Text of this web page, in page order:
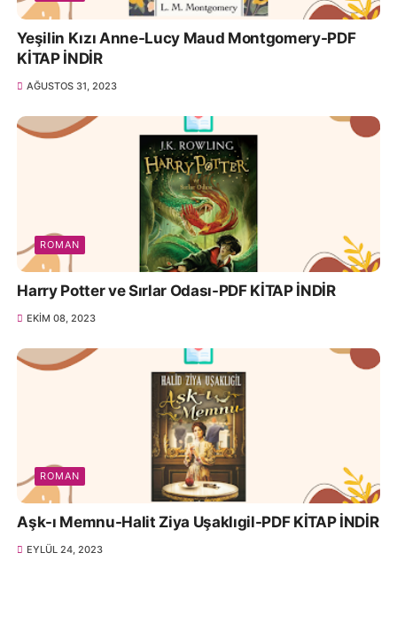
Yeşilin Kızı Anne-Lucy Maud Montgomery-PDF
KİTAP İNDİR
AĞUSTOS 31, 2023
ROMAN
Harry Potter ve Sırlar Odası-PDF KİTAP İNDİR
EKIM 08, 2023
ROMAN
Aşk-ı Memnu-Halit Ziya Uşaklıgil-PDF KİTAP İNDİR
EYLÜL 24, 2023